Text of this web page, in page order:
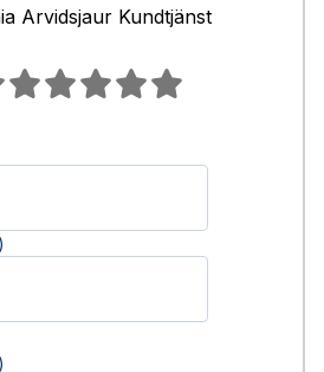
Arvidsjaur Kundtjänst